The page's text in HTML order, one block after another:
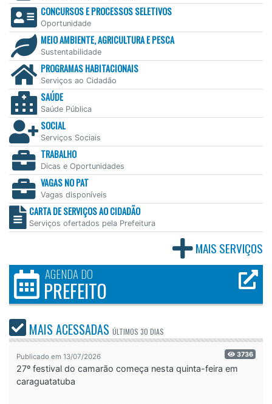
CONCURSOS E PROCESSOS SELETIVOS
Oportunidade
MEIO AMBIENTE, AGRICULTURA E PESCA
Sustentabilidade
PROGRAMAS HABITACIONAIS
Serviços ao Cidadão
SAÚDE
Saúde Pública
SOCIAL
Serviços Sociais
TRABALHO
Dicas e Oportunidades
VAGAS NO PAT
Vagas disponíveis
CARTA DE SERVIÇOS AO CIDADÃO
Serviços ofertados pela Prefeitura
MAIS SERVIÇOS
AGENDA DO
PREFEITO
MAIS ACESSADAS ÚLTIMOS 30 DIAS
Publicado em 13/07/2026 3736
27º festival do camarão começa nesta quinta-feira em
caraguatatuba